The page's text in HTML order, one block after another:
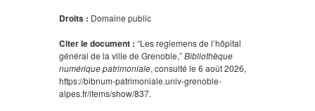
Droits : Domaine public
Citer le document : “Les reglemens de l’hôpital
général de la ville de Grenoble,”Bibliothèque
numérique patrimoniale, consulté le 6 août 2026,
https://bibnum-patrimoniale.univ-grenoble-
alpes.fr/items/show/837.